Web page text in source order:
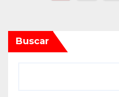
entradas
Buscar